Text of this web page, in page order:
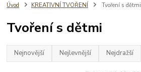
Úvod KREATIVNÍ TVOŘENÍ Tvoření s dětmi
Tvoření s dětmi
Nejnovější Nejlevnější Nejdražší